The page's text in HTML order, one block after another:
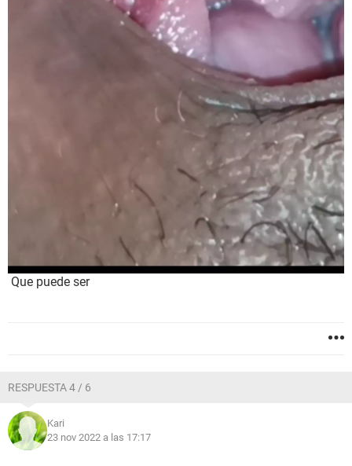
Que puede ser
RESPUESTA 4 / 6
Kari
23 nov 2022 a las 17:17